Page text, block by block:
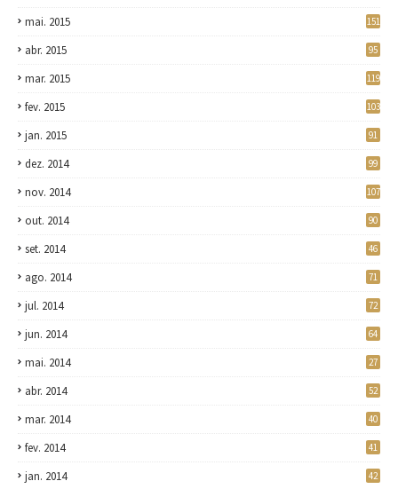
mai. 2015
151
abr. 2015 95
mar. 2015 119
fev. 2015 103
jan. 2015 91
dez. 2014 99
nov. 2014 107
out. 2014 90
set. 2014 46
ago. 2014 71
jul. 2014 72
jun. 2014 64
mai. 2014 27
abr. 2014 52
mar. 2014 40
fev. 2014 41
jan. 2014 42